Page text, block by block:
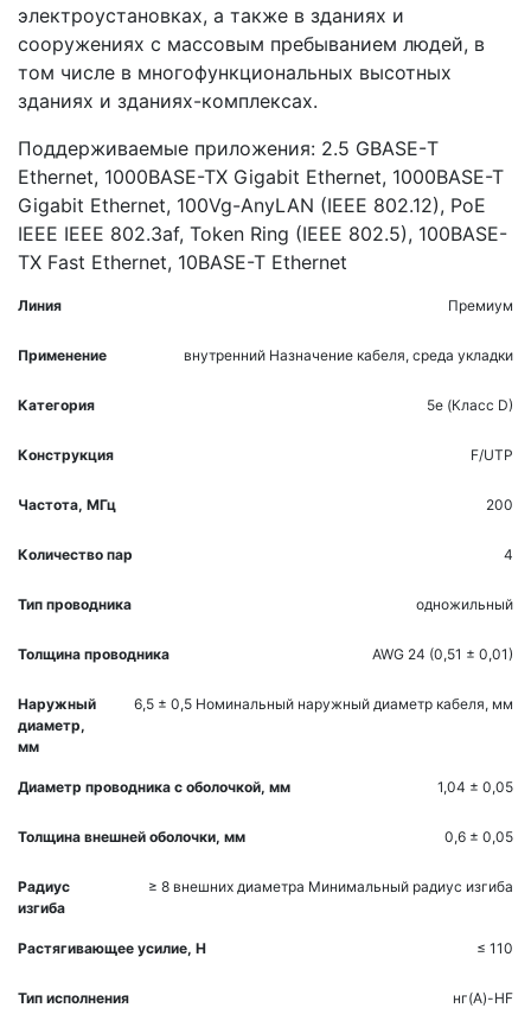
электроустановках, а также в зданиях и
сооружениях с массовым пребыванием людей, в
том числе в многофункциональных высотных
зданиях и зданиях-комплексах.
Поддерживаемые приложения: 2.5 GBASE-Т
Ethernet, 1000BASE-TX Gigabit Ethernet, 1000BASE-T
Gigabit Ethernet, 100Vg-AnyLAN (IEEE 802.12), PoE
IEEE IEEE 802.3af, Token Ring (IEEE 802.5), 100BASE-
TX Fast Ethernet, 10BASE-T Ethernet
Линия Премиум
Применение внутренний Назначение кабеля, среда укладки
Категория 5e (Класс D)
Конструкция F/UTP
Частота, МГц 200
Количество пар 4
Тип проводника одножильный
Толщина проводника AWG 24 (0,51 ± 0,01)
Наружный
диаметр,
мм
6,5 ± 0,5 Номинальный наружный диаметр кабеля, мм
Диаметр проводника с оболочкой, мм 1,04 ± 0,05
Толщина внешней оболочки, мм 0,6 ± 0,05
Радиус
изгиба
≥ 8 внешних диаметра Минимальный радиус изгиба
Растягивающее усилие, H ≤ 110
Тип исполнения нг(A)-HF